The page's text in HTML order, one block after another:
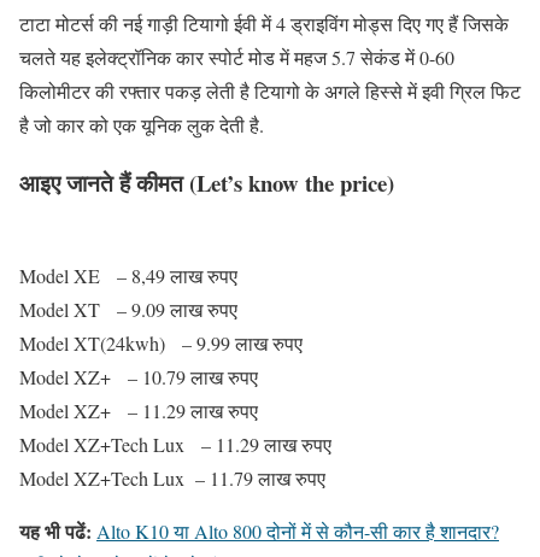
टाटा मोटर्स की नई गाड़ी टियागो ईवी में 4 ड्राइविंग मोड्स दिए गए हैं जिसके
चलते यह इलेक्ट्रॉनिक कार स्पोर्ट मोड में महज 5.7 सेकंड में 0-60
किलोमीटर की रफ्तार पकड़ लेती है टियागो के अगले हिस्से में इवी ग्रिल फिट
है जो कार को एक यूनिक लुक देती है.
आइए जानते हैं कीमत (Let’s know the price)
Model XE – 8,49 लाख रुपए
Model XT – 9.09 लाख रुपए
Model XT(24kwh) – 9.99 लाख रुपए
Model XZ+ – 10.79 लाख रुपए
Model XZ+ – 11.29 लाख रुपए
Model XZ+Tech Lux – 11.29 लाख रुपए
Model XZ+Tech Lux – 11.79 लाख रुपए
यह भी पढें: Alto K10 या Alto 800 दोनों में से कौन-सी कार है शानदार?